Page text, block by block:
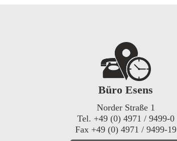
Büro Esens
Norder Straße 1
Tel. +49 (0) 4971 / 9499-0
Fax +49 (0) 4971 / 9499-19